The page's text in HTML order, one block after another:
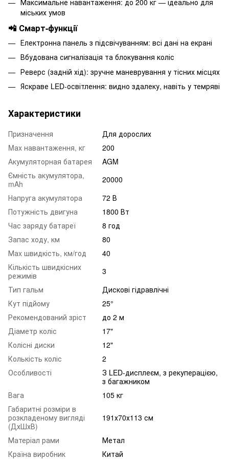
Максимальне навантаження: до 200 кг — ідеально для
міських умов
📲 Смарт-функції
Електронна панель з підсвічуванням: всі дані на екрані
Вбудована сигналізація та блокування коліс
Реверс (задній хід): зручне маневрування у тісних місцях
Яскраве LED-освітлення: видно здалеку, навіть у темряві
Характеристики
Призначення
Для дорослих
Mаx навантаження, кг
200
Акумуляторная батарея
AGM
Ємність акумулятора,
mAh
20000
Напруга акумулятора
72 В
Потужність двигуна
1800 Вт
Час заряду батареї
8 год
Запас ходу, км
80
Маx швидкість, км/год
40
Кількість швидкісних
режимів
3
Тип гальм
Дискові гідравлічні
Кут підйому
25°
Рекомендований зріст
до 2 м
Діаметр коліс
17"
Колісні диски
12"
Колькість коліс
2
Особливості
З LED-дисплеєм, з рекуперацією,
з багажником
Вага
105 кг
Габаритні розміри в
розкладеному вигляді
(ДхШхВ)
191х70х113 см
Матеріал рами
Метал
Країна виробник
Китай